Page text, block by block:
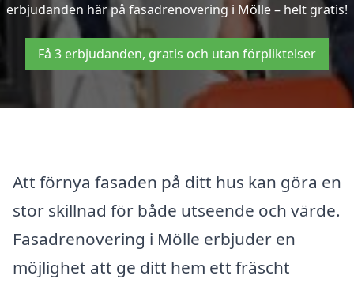
erbjudanden här på fasadrenovering i Mölle – helt gratis!
Få 3 erbjudanden, gratis och utan förpliktelser
Att förnya fasaden på ditt hus kan göra en
stor skillnad för både utseende och värde.
Fasadrenovering i Mölle erbjuder en
möjlighet att ge ditt hem ett fräscht